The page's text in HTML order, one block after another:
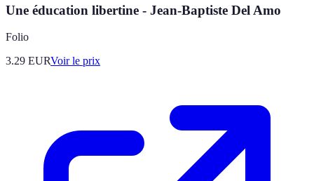
Une éducation libertine - Jean-Baptiste Del Amo
Folio
3.29 EURVoir le prix